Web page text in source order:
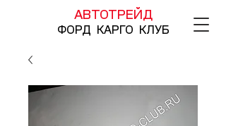
АВТОТРЕЙД
ФОРД КАРГО КЛУБ